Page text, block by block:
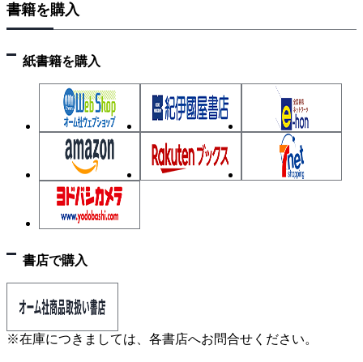
書籍を購入
紙書籍を購入
書店で購入
※在庫につきましては、各書店へお問合せください。